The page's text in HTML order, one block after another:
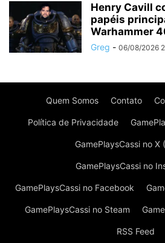
Henry Cavill
papéis
Warhammer
Greg - 06/08/2026
Quem Somos Contato
Política de Privacidade
GamePlaysCassi no X
GamePlaysCassi no
GamePlaysCassi no Facebook
GamePlaysCassi no Steam
RSS Feed